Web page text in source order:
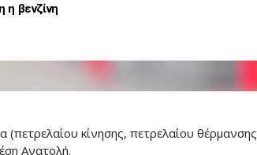
η βενζίνη
κίνησης, πετρελαίου θέρμανσης
Ανατολή.